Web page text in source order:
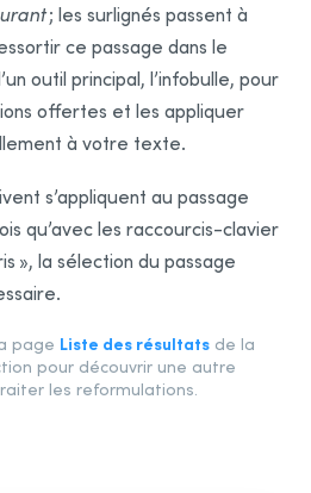
; les surlignés passent à
ce passage dans le
outil principal, l’infobulle, pour
offertes et les appliquer
à votre texte.
s’appliquent au passage
qu’avec les raccourcis-clavier
», la sélection du passage
page Liste des résultats de la
pour découvrir une autre
les reformulations.